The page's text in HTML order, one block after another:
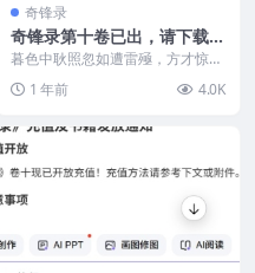
奇锋录
奇锋录第十卷已出，请下载e
pub文件
暮色中耿照忽如遭雷殛，方才惊觉
气机锁定之境的门槛。...
1 年前 4.0K